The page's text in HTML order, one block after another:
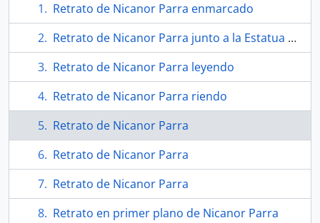
Retrato de Nicanor Parra enmarcado
Retrato de Nicanor Parra junto a la Estatua de la Libertad
Retrato de Nicanor Parra leyendo
Retrato de Nicanor Parra riendo
Retrato de Nicanor Parra
Retrato de Nicanor Parra
Retrato de Nicanor Parra
Retrato en primer plano de Nicanor Parra